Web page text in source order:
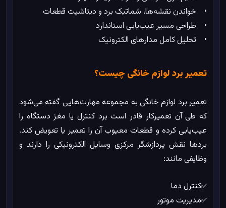
• خواندن نقشه‌ها، شماتیک برد و دیتاشیت قطعات
• طراحی مسیر عیب‌یابی استاندارد
• تحلیل کامل مدارهای الکترونیک
تعمیر برد لوازم خانگی چیست؟
تعمیر برد لوازم خانگی به مجموعه مهارت‌هایی گفته می‌شود
که طی آن تعمیرکار قادر است برد کنترل یا مغز دستگاه را
عیب‌یابی کرده و قطعات معیوب آن را تعمیر یا تعویض کند.
بردها نقش پردازشگر مرکزی وسایل الکترونیکی را دارند و
وظایفی مانند:
✅کنترل دما
✅مدیریت موتور